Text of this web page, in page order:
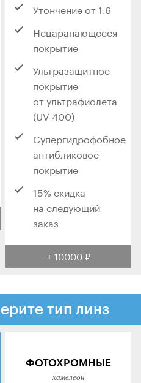
Утончение от 1.6
Нецарапающееся
покрытие
Ультразащитное
покрытие
от ультрафиолета
(UV 400)
Супергидрофобное
антибликовое
покрытие
15% скидка
на следующий
заказ
+ 10000 ₽
тип линз
ФОТОХРОМНЫЕ
хамелеон